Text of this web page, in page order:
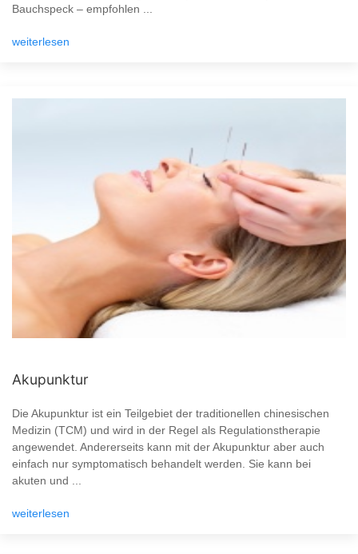
Bauchspeck – empfohlen ...
weiterlesen
Akupunktur
Die Akupunktur ist ein Teilgebiet der traditionellen chinesischen
Medizin (TCM) und wird in der Regel als Regulationstherapie
angewendet. Andererseits kann mit der Akupunktur aber auch
einfach nur symptomatisch behandelt werden. Sie kann bei
akuten und ...
weiterlesen